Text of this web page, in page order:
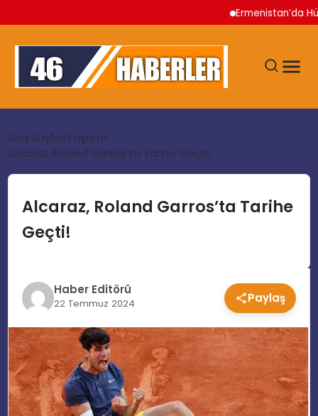
Ermenistan’da
GÜNDEM
EKONOMI
TEKNOLOJI
EĞITIM
MAGAZIN
Ana Sayfa Yaşam
Alcaraz, Roland Garros’ta Tarihe Geçti!
Alcaraz, Roland Garros’ta Tarihe
Geçti!
Haber Editörü
22 Temmuz 2024 Paylaş